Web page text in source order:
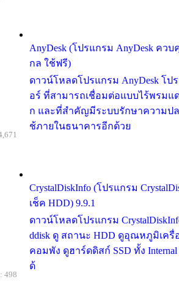
AnyDesk (โปรแกรม AnyDesk คว
กล ใช้ฟรี)
ดาวน์โหลดโปรแกรม AnyDesk โ
อร์ ที่สามารถเชื่อมต่อแบบไร้พรมแ
ก และที่สำคัญมีระบบรักษาความป
ช้ภายในธนาคารอีกด้วย
CrystalDiskInfo (โปรแกรม
เช็ค HDD) 9.9.1
ดาวน์โหลดโปรแกรม
ddisk ดู สถานะ HDD ดูอุณหภูมิเครื่
คอมพัง ดูฮาร์ดดิสก์ SSD ทั้ง Internal
ด้
498